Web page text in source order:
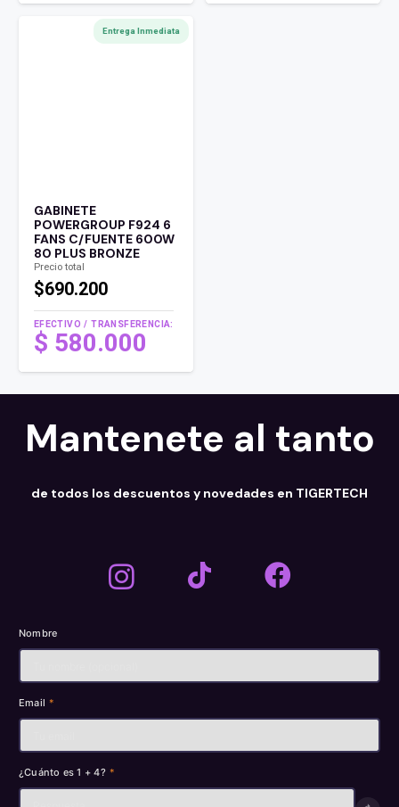
Entrega Inmediata
GABINETE
POWERGROUP F924 6
FANS C/FUENTE 600W
80 PLUS BRONZE
Precio total
$690.200
EFECTIVO / TRANSFERENCIA:
$ 580.000
Mantenete al tanto
de todos los descuentos y novedades en TIGERTECH
Nombre
Email *
¿Cuánto es 1 + 4? *